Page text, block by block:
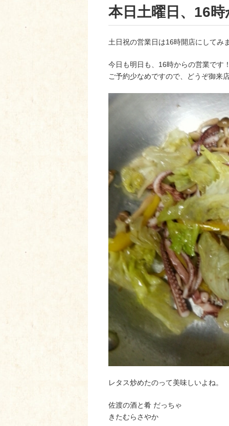
本日土曜日、16
土日祝の営業日は16時開店にして
今日も明日も、16時からの営業です
ご予約少なめですので、どうぞ御来
レタス炒めたのって美味しいよね。
佐渡の酒と肴 だっちゃ
きたむらさやか